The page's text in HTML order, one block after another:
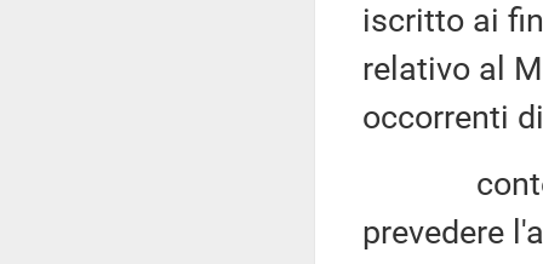
iscritto ai
relativo al
occorrenti
prevedere